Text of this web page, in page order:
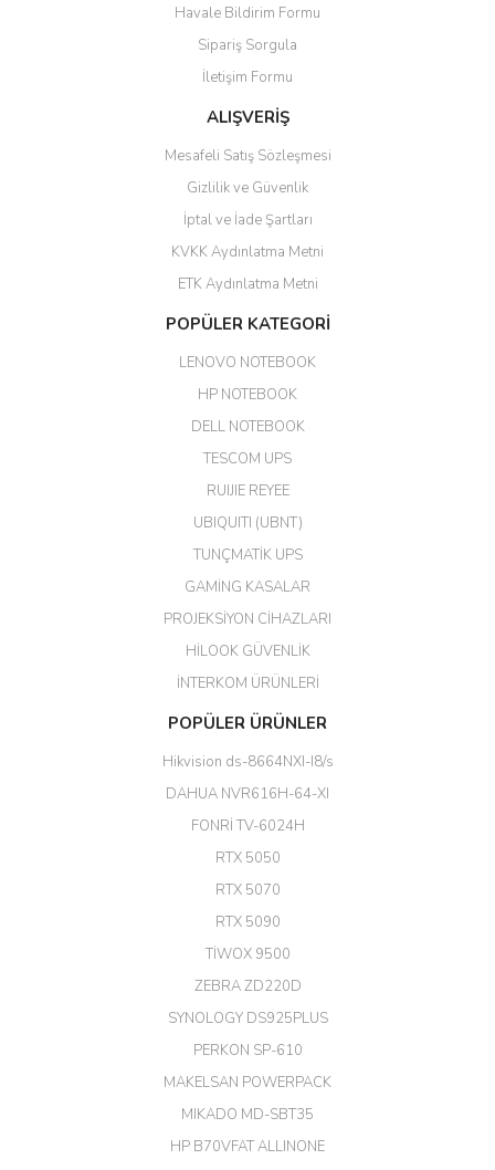
bir tabela olsa daha hoş
hızlı güvenli bir alışveriş oldu
Yalçın Kaya | 20/06/2026
ahmet yiğit | 29/04/2026
Aldığım ürün kapalı kutu teslim
edildi. Teşekkür ederim.
GÜRKAN KETHÜDAOĞLU |
Her şey için teşekkür ederim çok
Erdal Cingöz | 07/02/2026
Başarılı. Bu vasıfta bir ürünü bu
kadar uygun fiyata bulabilmek
büyük şans. Güvenliticaret
(HIKVISION DS-3E0326P-E/M(B)
EROL ÇAKMAK | 26/12/2025
Diğer yorumları göster
Havale Bildirim Formu
Sipariş Sorgula
İletişim Formu
ALIŞVERİŞ
Mesafeli Satış Sözleşmesi
Gizlilik ve Güvenlik
İptal ve İade Şartları
KVKK Aydınlatma Metni
ETK Aydınlatma Metni
POPÜLER KATEGORİ
LENOVO NOTEBOOK
HP NOTEBOOK
DELL NOTEBOOK
TESCOM UPS
RUIJIE REYEE
UBIQUITI (UBNT)
TUNÇMATİK UPS
GAMİNG KASALAR
PROJEKSİYON CİHAZLARI
HİLOOK GÜVENLİK
İNTERKOM ÜRÜNLERİ
POPÜLER ÜRÜNLER
Hikvision ds-8664NXI-I8/s
DAHUA NVR616H-64-XI
FONRİ TV-6024H
RTX 5050
RTX 5070
RTX 5090
TİWOX 9500
ZEBRA ZD220D
SYNOLOGY DS925PLUS
PERKON SP-610
MAKELSAN POWERPACK
MIKADO MD-SBT35
HP B70VFAT ALLINONE